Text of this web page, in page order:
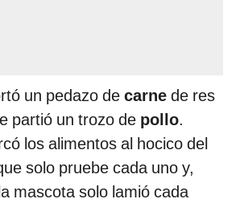
un pedazo de carne de res
partió un trozo de pollo.
los alimentos al hocico del
solo pruebe cada uno y,
mascota solo lamió cada